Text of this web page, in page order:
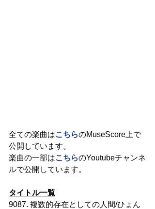
全ての楽曲はこちらのMuseScore上で
公開しています。
楽曲の一部はこちらのYoutubeチャンネ
ルで公開しています。
タイトル一覧
9087. 複数的存在としての人間/ひょん